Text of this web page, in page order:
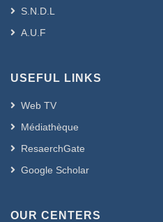
S.N.D.L
A.U.F
USEFUL LINKS
Web TV
Médiathèque
ResaerchGate
Google Scholar
OUR CENTERS